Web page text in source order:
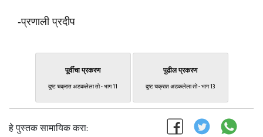
-प्रणाली प्रदीप
पूर्वीचा प्रकरण
दुष्ट चक्रात अडकलेला तो - भाग 11
पुढील प्रकरण
दुष्ट चक्रात अडकलेला तो - भाग 13
हे पुस्तक सामायिक करा: